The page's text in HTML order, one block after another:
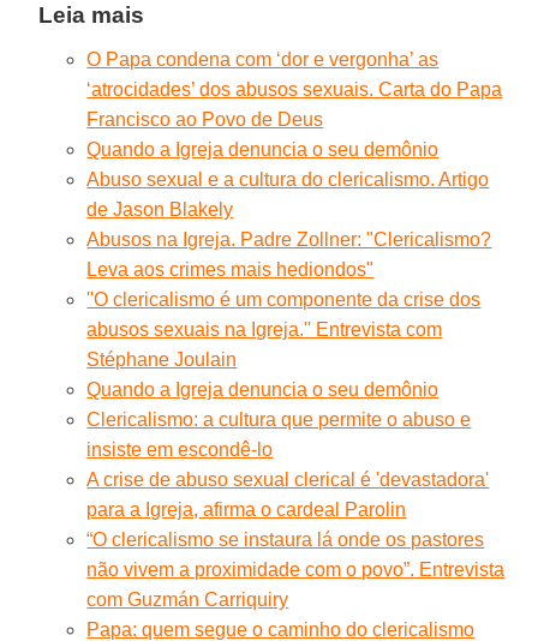
Leia mais
O Papa condena com ‘dor e vergonha’ as
‘atrocidades’ dos abusos sexuais. Carta do Papa
Francisco ao Povo de Deus
Quando a Igreja denuncia o seu demônio
Abuso sexual e a cultura do clericalismo. Artigo
de Jason Blakely
Abusos na Igreja. Padre Zollner: "Clericalismo?
Leva aos crimes mais hediondos"
''O clericalismo é um componente da crise dos
abusos sexuais na Igreja.'' Entrevista com
Stéphane Joulain
Quando a Igreja denuncia o seu demônio
Clericalismo: a cultura que permite o abuso e
insiste em escondê-lo
A crise de abuso sexual clerical é 'devastadora'
para a Igreja, afirma o cardeal Parolin
“O clericalismo se instaura lá onde os pastores
não vivem a proximidade com o povo”. Entrevista
com Guzmán Carriquiry
Papa: quem segue o caminho do clericalismo